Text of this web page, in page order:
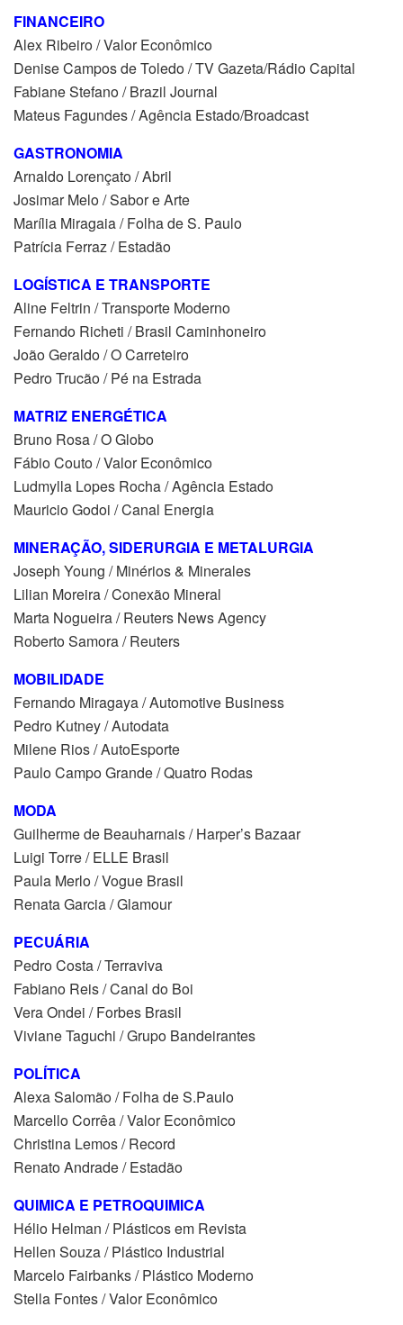
FINANCEIRO
Alex Ribeiro / Valor Econômico
Denise Campos de Toledo / TV Gazeta/Rádio Capital
Fabiane Stefano / Brazil Journal
Mateus Fagundes / Agência Estado/Broadcast
GASTRONOMIA
Arnaldo Lorençato / Abril
Josimar Melo / Sabor e Arte
Marília Miragaia / Folha de S. Paulo
Patrícia Ferraz / Estadão
LOGÍSTICA E TRANSPORTE
Aline Feltrin / Transporte Moderno
Fernando Richeti / Brasil Caminhoneiro
João Geraldo / O Carreteiro
Pedro Trucão / Pé na Estrada
MATRIZ ENERGÉTICA
Bruno Rosa / O Globo
Fábio Couto / Valor Econômico
Ludmylla Lopes Rocha / Agência Estado
Mauricio Godoi / Canal Energia
MINERAÇÃO, SIDERURGIA E METALURGIA
Joseph Young / Minérios & Minerales
Lilian Moreira / Conexão Mineral
Marta Nogueira / Reuters News Agency
Roberto Samora / Reuters
MOBILIDADE
Fernando Miragaya / Automotive Business
Pedro Kutney / Autodata
Milene Rios / AutoEsporte
Paulo Campo Grande / Quatro Rodas
MODA
Guilherme de Beauharnais / Harper’s Bazaar
Luigi Torre / ELLE Brasil
Paula Merlo / Vogue Brasil
Renata Garcia / Glamour
PECUÁRIA
Pedro Costa / Terraviva
Fabiano Reis / Canal do Boi
Vera Ondei / Forbes Brasil
Viviane Taguchi / Grupo Bandeirantes
POLÍTICA
Alexa Salomão / Folha de S.Paulo
Marcello Corrêa / Valor Econômico
Christina Lemos / Record
Renato Andrade / Estadão
QUIMICA E PETROQUIMICA
Hélio Helman / Plásticos em Revista
Hellen Souza / Plástico Industrial
Marcelo Fairbanks / Plástico Moderno
Stella Fontes / Valor Econômico